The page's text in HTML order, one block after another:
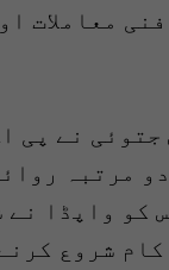
معاملات
کو واپڈا
شروع